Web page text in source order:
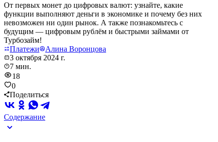
От первых монет до цифровых валют: узнайте, какие
функции выполняют деньги в экономике и почему без них
невозможен ни один рынок. А также познакомьтесь с
будущим — цифровым рублём и быстрыми займами от
Турбозайм!
Платежи
Алина Воронцова
3 октября 2024 г.
7 мин.
18
0
Поделиться
Содержание